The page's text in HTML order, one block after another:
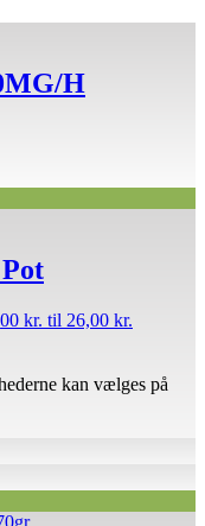
H
kr. til 26,00 kr.
kan vælges på